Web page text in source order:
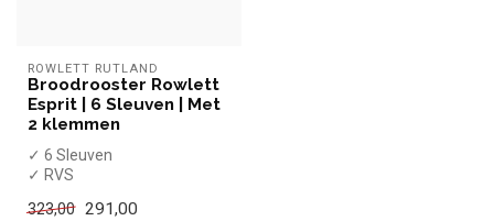
ROWLETT RUTLAND
Broodrooster Rowlett
Esprit | 6 Sleuven | Met
2 klemmen
✓ 6 Sleuven
✓ RVS
323,00 291,00